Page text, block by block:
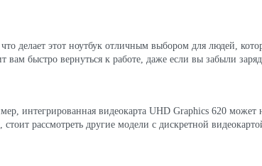
делает этот ноутбук отличным выбором для людей,
быстро вернуться к работе, даже если вы забыли
интегрированная видеокарта UHD Graphics 620 может
рассмотреть другие модели с дискретной